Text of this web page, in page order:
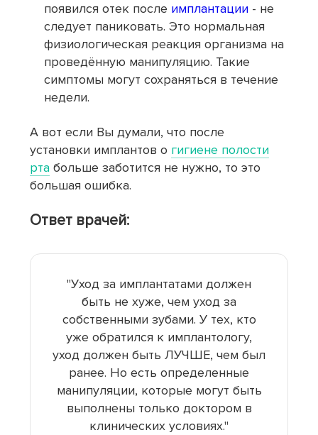
появился отек после имплантации - не
следует паниковать. Это нормальная
физиологическая реакция организма на
проведённую манипуляцию. Такие
симптомы могут сохраняться в течение
недели.
А вот если Вы думали, что после
установки имплантов о гигиене полости
рта больше заботится не нужно, то это
большая ошибка.
Ответ врачей:
"Уход за имплантатами должен
быть не хуже, чем уход за
собственными зубами. У тех, кто
уже обратился к имплантологу,
уход должен быть ЛУЧШЕ, чем был
ранее. Но есть определенные
манипуляции, которые могут быть
выполнены только доктором в
клинических условиях."